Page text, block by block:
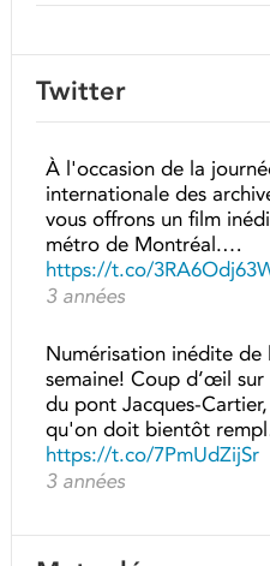
Twitter
À l'occasion de la
internationale des
vous offrons un film
métro de Montréal.…
https://t.co/
3 années
Numérisation inédite de
semaine! Coup d’œil sur
du pont Jacques-
qu'on doit bientôt
https://t.co/7PmUdZijSr
3 années